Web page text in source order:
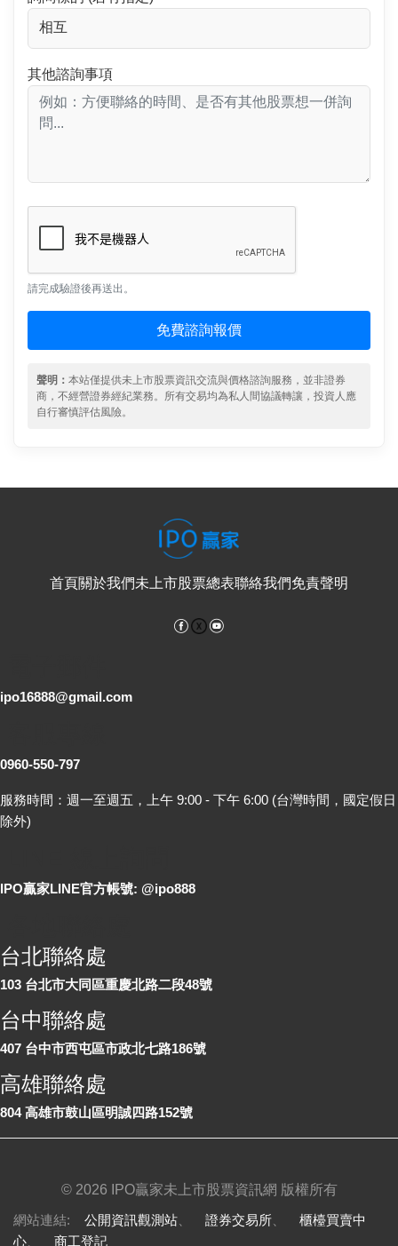
其他諮詢事項
請完成驗證後再送出。
免費諮詢報價
聲明： 本站僅提供未上市股票資訊交流與價格諮詢服務，並非證券
商，不經營證券經紀業務。所有交易均為私人間協議轉讓，投資人應
自行審慎評估風險。
首頁關於我們未上市股票總表聯絡我們免責聲明
Facebook
ipo16888@gmail.com
0960-550-797
服務時間：週一至週五，上午 9:00 - 下午 6:00 (台灣時間，國定假日
除外)
IPO贏家LINE官方帳號: @ipo888
台北聯絡處
103 台北市大同區重慶北路二段48號
台中聯絡處
407 台中市西屯區市政北七路186號
高雄聯絡處
804 高雄市鼓山區明誠四路152號
© 2026 IPO贏家未上市股票資訊網 版權所有
網站連結: 公開資訊觀測站 證券交易所
櫃檯買賣中
心
商工登記